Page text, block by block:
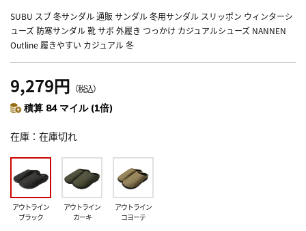
SUBU スブ 冬サンダル 通販 サンダル 冬用サンダル スリッポン ウィンターシ
ューズ 防寒サンダル 靴 サボ 外履き つっかけ カジュアルシューズ NANNEN
Outline 履きやすい カジュアル 冬
9,279円 （税込）
積算 84 マイル (1倍)
在庫 在庫切れ
アウトライン
ブラック
アウトライン
カーキ
アウトライン
コヨーテ